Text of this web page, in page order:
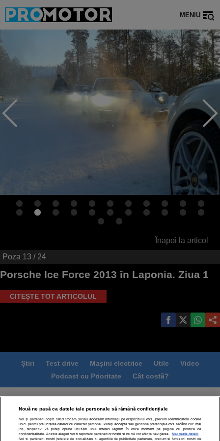
MENIU
Înapoi la articol
Poza 13 / 24
Porsche Ice Force 2013 în Laponia. Ziua 1
CITEȘTE TOT ARTICOLUL
Știri Test drive Mașini electrice Utile
Video
Podcast cu Prioritate
Cât costă?
Termeni si conditii
Politica de confidentialitate
Politica de cookies
Echipa editorială
Modifică Setările
Nouă ne pasă ca datele tale personale să rămână confidențiale
Noi și partenerii noștri 1019stocăm și/sau accesăm informații pe dispozitivul dvs., precum identificatorii cookie
unici pentru prelucrarea datelor cu caracter personal. Puteți accepta sau gestiona preferințele dvs. făcând clic mai
jos, respectiv vă puteți opune utilizării unui interes legitim în orice moment pe pagina cu politica de
confidențialitate. Aceste alegeri vor fi raportate partenerilor noștri și nu vă vor afecta navigarea.
Mai multe detalii
Noi si partenerii nostri (retelele de socializare si agentiile de publicitate partenere, precum si furnizorii nostri de